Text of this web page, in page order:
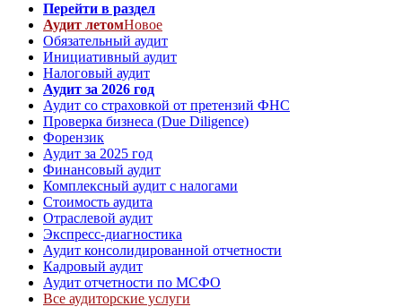
Перейти в раздел
Аудит летомНовое
Обязательный аудит
Инициативный аудит
Налоговый аудит
Аудит за 2026 год
Аудит со страховкой от претензий ФНС
Проверка бизнеса (Due Diligence)
Форензик
Аудит за 2025 год
Финансовый аудит
Комплексный аудит с налогами
Стоимость аудита
Отраслевой аудит
Экспресс-диагностика
Аудит консолидированной отчетности
Кадровый аудит
Аудит отчетности по МСФО
Все аудиторские услуги